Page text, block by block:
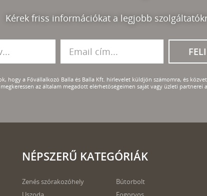
Kérek friss információkat a legjobb
hogy a Fővállalkozó Balla és Balla Kft. hírlevelet küldjön számomra, és
megkeressen az általam megadott elérhetőségeimen saját vagy üzleti partnerei
NÉPSZERŰ KATEGÓRIÁK
Zenés szórakozóhely
Bútorbolt